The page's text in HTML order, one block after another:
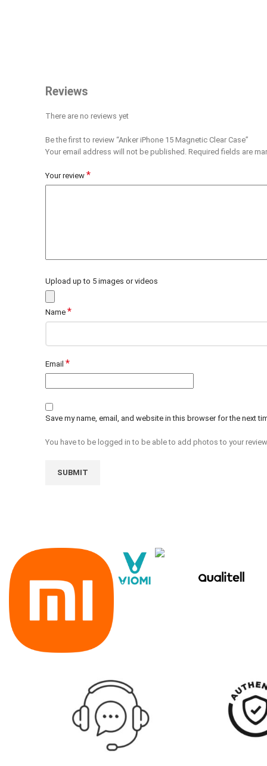
Reviews
There are no reviews yet
Be the first to review “Anker iPhone 15 Magnetic Clear Case”
Your email address will not be published. Required fields are
Your review *
Upload up to 5 images or videos
Name *
Email *
Save my name, email, and website in this browser for the next
You have to be logged in to be able to add photos to your review.